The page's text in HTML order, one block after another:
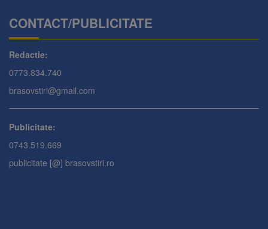
CONTACT/PUBLICITATE
Redactie:
0773.834.740
brasovstiri@gmail.com
Publicitate:
0743.519.669
publicitate [@] brasovstiri.ro